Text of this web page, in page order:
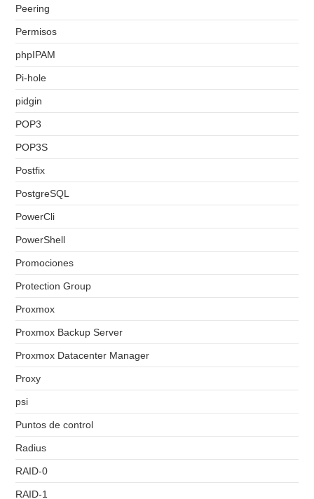
Peering
Permisos
phpIPAM
Pi-hole
pidgin
POP3
POP3S
Postfix
PostgreSQL
PowerCli
PowerShell
Promociones
Protection Group
Proxmox
Proxmox Backup Server
Proxmox Datacenter Manager
Proxy
psi
Puntos de control
Radius
RAID-0
RAID-1